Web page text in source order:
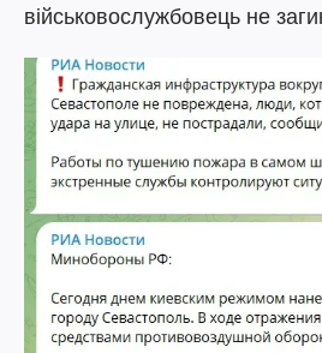
військовослужбовець не